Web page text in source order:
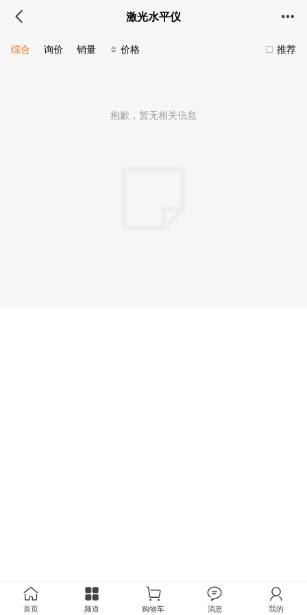
激光水平仪
推荐
综合 询价 销量 价格
抱歉，暂无相关信息
首页 频道 购物车 消息 我的